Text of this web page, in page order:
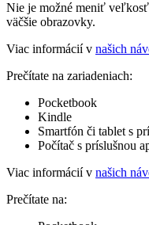
Nie je možné meniť
väčšie obrazovky.
Viac informácií v našich
Prečítate na zariadeniach:
Pocketbook
Kindle
Smartfón či tablet s
Počítač s príslušnou
Viac informácií v našich
Prečítate na: